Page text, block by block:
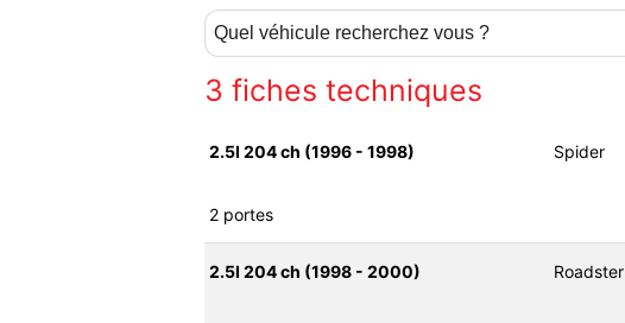
3 fiches techniques
2.5I 204 ch (1996 - 1998) Spider
2 portes
2.5I 204 ch (1998 - 2000) Roadster